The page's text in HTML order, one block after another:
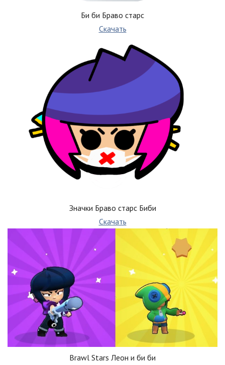
Би би Браво старс
Скачать
Значки Браво старс Биби
Скачать
Brawl Stars Леон и би би